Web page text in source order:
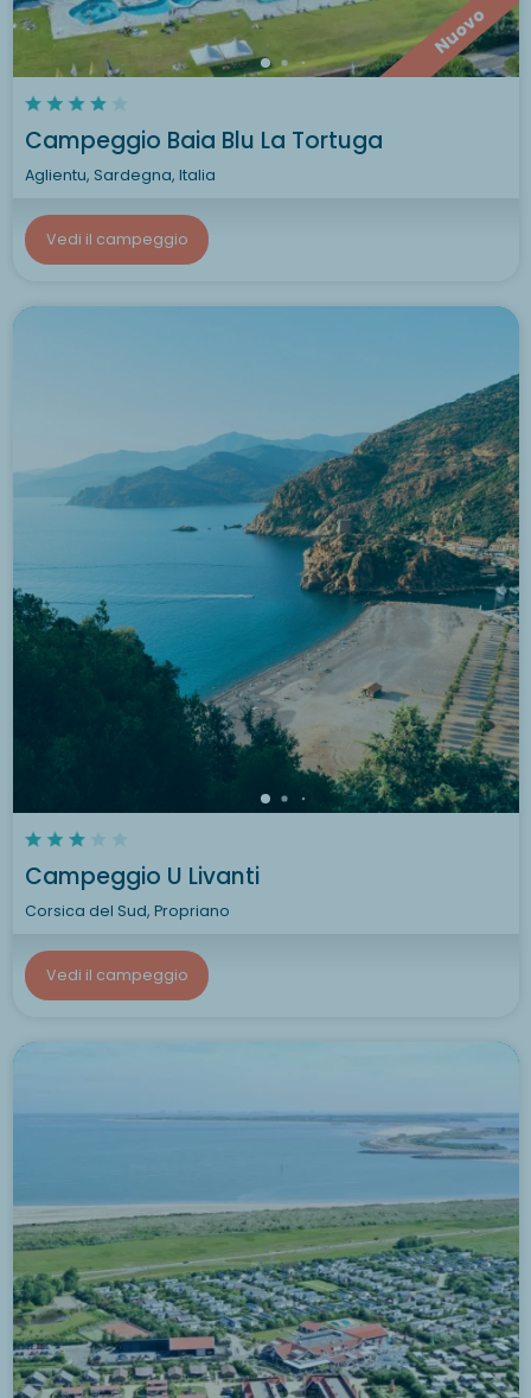
Nuovo
Campeggio Baia Blu La Tortuga
Aglientu, Sardegna, Italia
Vedi il campeggio
Campeggio U Livanti
Corsica del Sud, Propriano
Vedi il campeggio